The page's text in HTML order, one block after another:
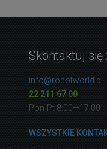
Skontaktuj się
info@robotworld.pl
22 211 67 00
Pon-Pt 8:00—17:00
WSZYSTKIE